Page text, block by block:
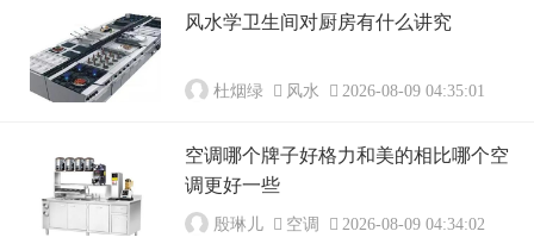
YamahaF600原声款云杉木吉他是一款适合初学
者的吉他，价格在1000元左右。在这个价位，你
风水学卫生间对厨房有什么讲究
杜烟绿 风水 2026-08-09 04:35:01
空调哪个牌子好格力和美的相比哪个空
调更好一些
殷琳儿 空调 2026-08-09 04:34:02